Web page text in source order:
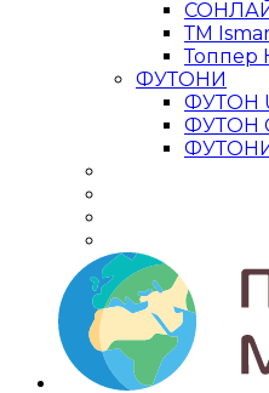
ТМ
Топпер
ФУТОНИ
ФУТОН
ФУТОН
ФУТОНИ